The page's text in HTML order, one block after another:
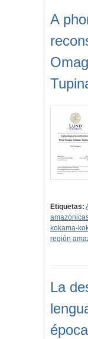
A
Etiquetas:
kokama-
región
La